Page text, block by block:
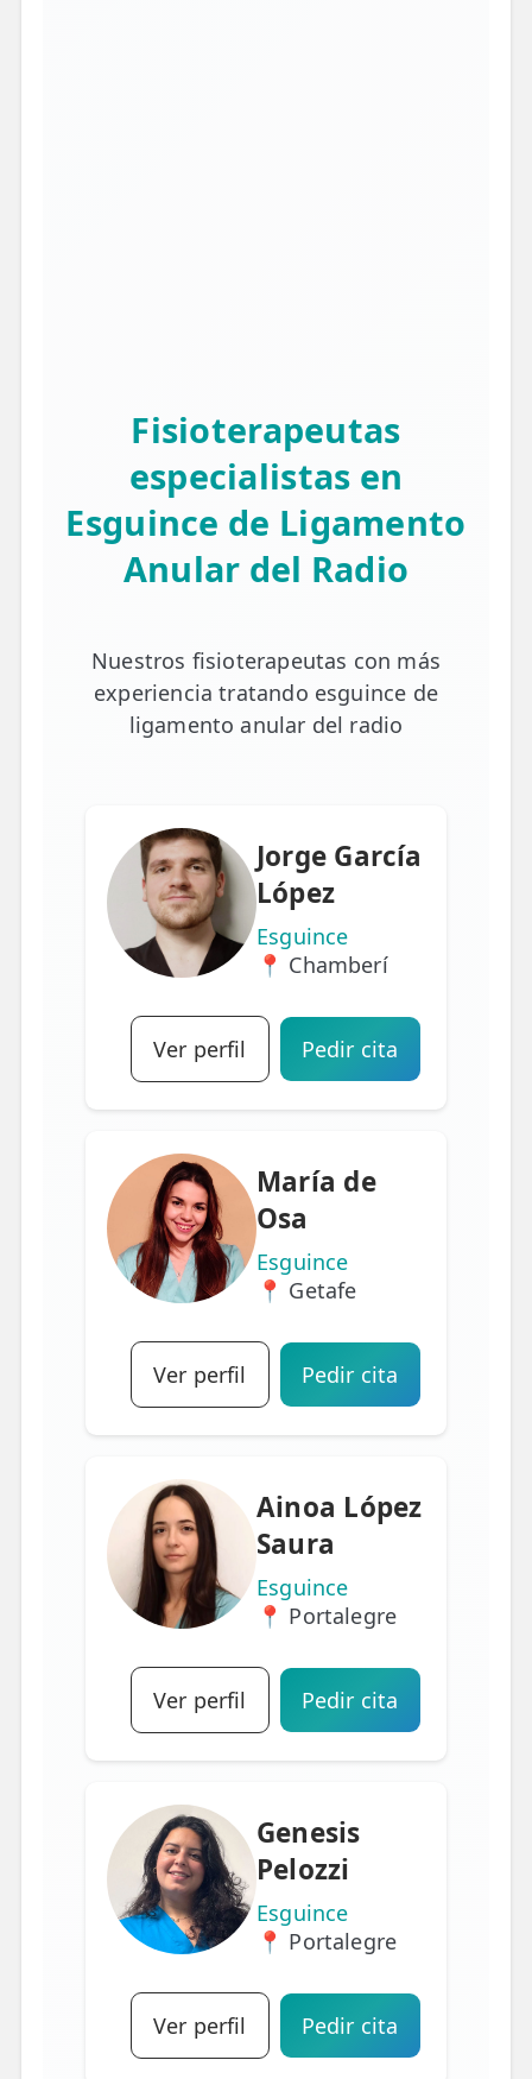
Fisioterapeutas
especialistas en
Esguince de Ligamento
Anular del Radio
Nuestros fisioterapeutas con más
experiencia tratando esguince de
ligamento anular del radio
Jorge García
López
Esguince
📍 Chamberí
Ver perfil Pedir cita
María de
Osa
Esguince
📍 Getafe
Ver perfil Pedir cita
Ainoa López
Saura
Esguince
📍 Portalegre
Ver perfil Pedir cita
Genesis
Pelozzi
Esguince
📍 Portalegre
Ver perfil Pedir cita